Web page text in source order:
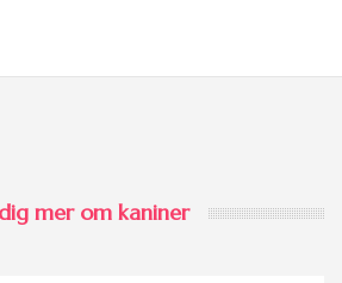
mer om kaniner